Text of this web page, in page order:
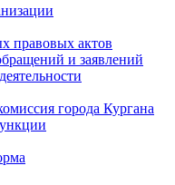
правовых актов
и заявлений
города Кургана